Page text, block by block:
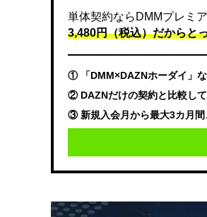
単体契約ならDMMプレミ
3,480円（税込）だからと
① 「DMM×DAZNホーダイ」
② DAZNだけの契約と比較し
③ 新規入会月から最大3カ月間